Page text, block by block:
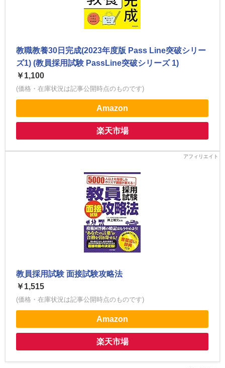
教職教養30日完成(2023年度版 Pass Line突破シリー
ズ1) (教員採用試験 PassLine突破シリーズ 1)
￥1,100
(価格・在庫状況は記事公開時点のものです)
Amazon
楽天市場
教員採用試験 面接試験攻略法
￥1,515
(価格・在庫状況は記事公開時点のものです)
Amazon
楽天市場